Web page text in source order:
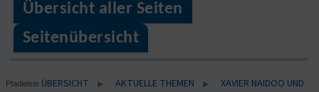
Übersicht aller Seiten
Seitenübersicht
Pfadleiste ÜBERSICHT ▶ AKTUELLE THEMEN ▶
XAVIER NAIDOO UND